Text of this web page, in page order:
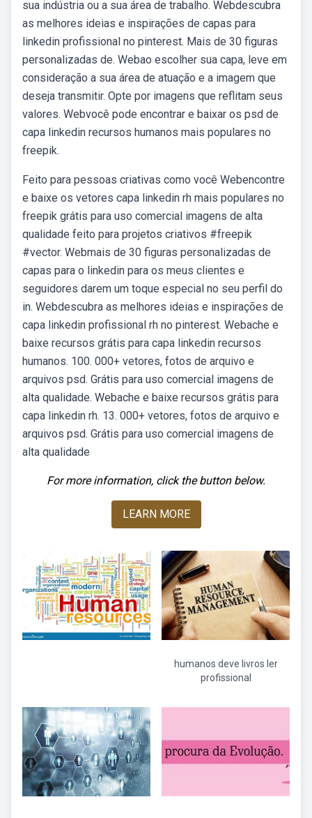
sua indústria ou a sua área de trabalho. Webdescubra
as melhores ideias e inspirações de capas para
linkedin profissional no pinterest. Mais de 30 figuras
personalizadas de. Webao escolher sua capa, leve em
consideração a sua área de atuação e a imagem que
deseja transmitir. Opte por imagens que reflitam seus
valores. Webvocê pode encontrar e baixar os psd de
capa linkedin recursos humanos mais populares no
freepik.
Feito para pessoas criativas como você Webencontre
e baixe os vetores capa linkedin rh mais populares no
freepik grátis para uso comercial imagens de alta
qualidade feito para projetos criativos #freepik
#vector. Webmais de 30 figuras personalizadas de
capas para o linkedin para os meus clientes e
seguidores darem um toque especial no seu perfil do
in. Webdescubra as melhores ideias e inspirações de
capa linkedin profissional rh no pinterest. Webache e
baixe recursos grátis para capa linkedin recursos
humanos. 100. 000+ vetores, fotos de arquivo e
arquivos psd. Grátis para uso comercial imagens de
alta qualidade. Webache e baixe recursos grátis para
capa linkedin rh. 13. 000+ vetores, fotos de arquivo e
arquivos psd. Grátis para uso comercial imagens de
alta qualidade
For more information, click the button below.
LEARN MORE
humanos deve livros ler
profissional